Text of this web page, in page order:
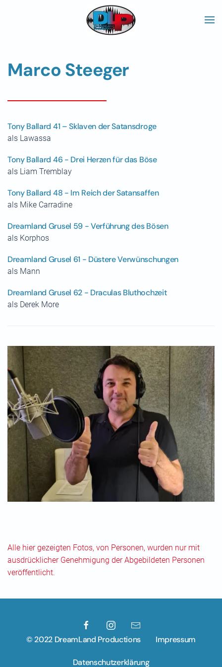
Skip to main content
Marco Steeger
Tony Ballard 41 – Sklaven der Satansdroge
als Lawassa
Tony Ballard 46 - Drei Herzen für das Böse
als Liam Tremblay
Tony Ballard 48 - Im Reich der Satansaffen
als Mike Carradine
Dreamland Grusel 59 - Verführung des Bösen
als Korphos
Dreamland Grusel 61 - Düstere Verwünschungen
als Mann
Dreamland Grusel 62 - Draculas Bluthochzeit
als Derek More
Alle hier gezeigten Fotos, von Personen, wurden nur mit
ausdrücklicher Genehmigung der Abgebildeten Personen
veröffentlicht.
© 2022 DreamLand Productions Impressum
Datenschutzerklärung